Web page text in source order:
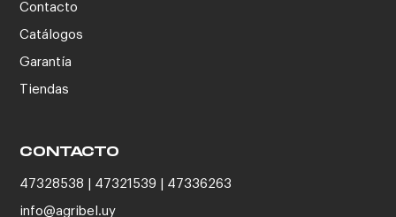
Contacto
Catálogos
Garantía
Tiendas
CONTACTO
47328538 | 47321539 | 47336263
info@agribel.uy